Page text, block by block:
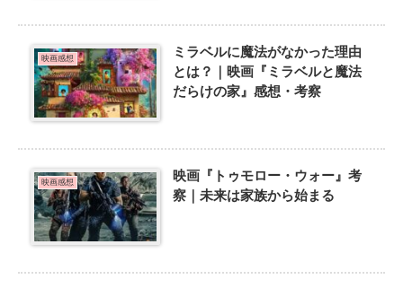
映画感想
ミラベルに魔法がなかった理由
とは？｜映画『ミラベルと魔法
だらけの家』感想・考察
映画感想
映画『トゥモロー・ウォー』考
察｜未来は家族から始まる